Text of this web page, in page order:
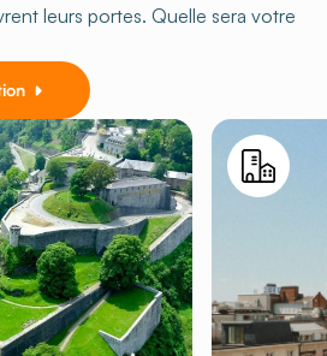
leurs portes. Quelle sera votre